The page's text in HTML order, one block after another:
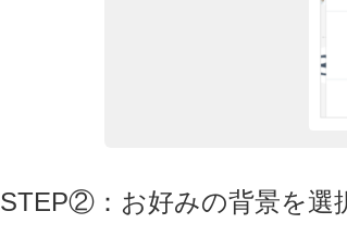
STEP②：お好みの背景を選